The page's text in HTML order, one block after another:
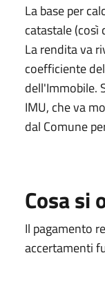
La base per
catastale (così
La rendita va
coefficiente
dell'Immobile.
IMU, che va
dal Comune
Cosa si
Il pagamento
accertamenti